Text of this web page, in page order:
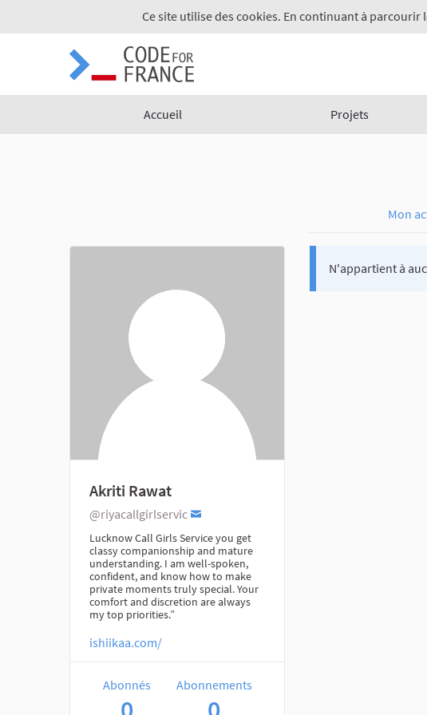
Ce site utilise des cookies. En continuant à
Accueil Projets
Mon
Akriti Rawat
@riyacallgirlservic
Lucknow Call Girls Service you get
classy companionship and mature
understanding. I am well-spoken,
confident, and know how to make
private moments truly special. Your
comfort and discretion are always
my top priorities.”
ishiikaa.com/
Abonnés Abonnements
N'appartient à